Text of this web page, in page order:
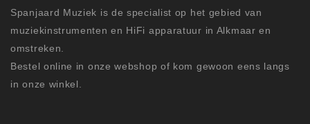
Spanjaard Muziek is de specialist op het gebied van
muziekinstrumenten en HiFi apparatuur in Alkmaar en
omstreken.
Bestel online in onze webshop of kom gewoon eens langs
in onze winkel.